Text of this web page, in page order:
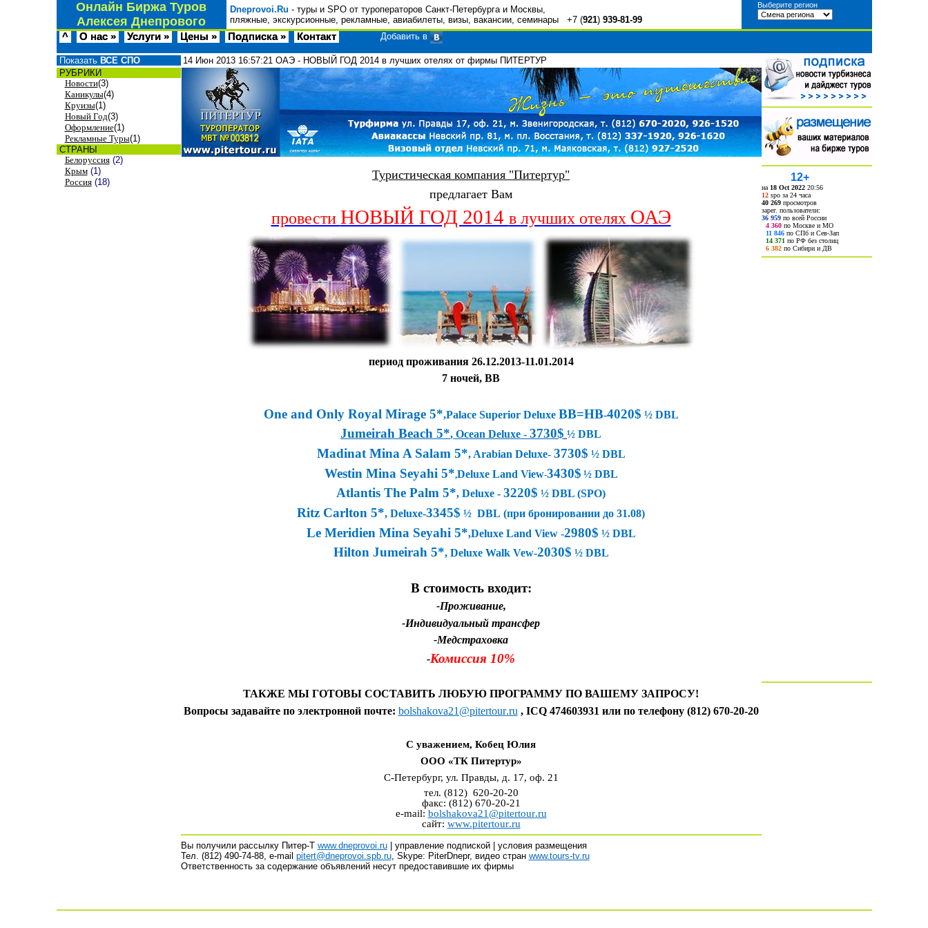
Онлайн Биржа Туров
Алексея Днепрового
Dneprovoi.Ru - туры и SPO от туроператоров Санкт-Петербурга и Москвы,
пляжные, экскурсионные, рекламные, авиабилеты, визы, вакансии, семинары +7 (921) 939-81-99
Выберите регион
^ О нас » Услуги » Цены » Подписка » Контакт Добавить в
Показать ВСЕ СПО
РУБРИКИ
Новости(3)
Каникулы(4)
Круизы(1)
Новый Год(3)
Оформление(1)
Рекламные Туры(1)
СТРАНЫ
Белоруссия (2)
Крым (1)
Россия (18)
14 Июн 2013 16:57:21 ОАЭ - НОВЫЙ ГОД 2014 в лучших отелях от фирмы ПИТЕРТУР
Туристическая компания "Питертур"
предлагает Вам
провести НОВЫЙ ГОД 2014 в лучших отелях ОАЭ
период проживания26.12.2013-11.01.2014
7 ночей, BB
One and Only Royal Mirage 5*,Palace Superior Deluxe BB=HB-4020$ ½ DBL
Jumeirah Beach 5*, Ocean Deluxe - 3730$ ½ DBL
Madinat Mina A Salam 5*, Arabian Deluxe- 3730$ ½ DBL
Westin Mina Seyahi 5*,Deluxe Land View-3430$ ½ DBL
Atlantis The Palm 5*, Deluxe - 3220$ ½ DBL (SPO)
Ritz Carlton 5*, Deluxe-3345$ ½ DBL (при бронировании до 31.08)
Le Meridien Mina Seyahi 5*,Deluxe Land View -2980$ ½ DBL
Hilton Jumeirah 5*, Deluxe Walk Vew-2030$ ½ DBL
В стоимость входит:
-Проживание,
-Индивидуальный трансфер
-Медстраховка
-Комиссия 10%
ТАКЖЕ МЫ ГОТОВЫ СОСТАВИТЬ ЛЮБУЮ ПРОГРАММУ ПО ВАШЕМУ ЗАПРОСУ!
Вопросы задавайте по электронной почте: bolshakova21@pitertour.ru , ICQ 474603931 или по телефону (812) 670-20-20
С уважением, Кобец Юлия
ООО «ТК Питертур»
С-Петербург, ул. Правды, д. 17, оф. 21
тел. (812) 620-20-20
факс: (812) 670-20-21
e-mail: bolshakova21@pitertour.ru
сайт: www.pitertour.ru
Вы получили рассылку Питер-Т www.dneprovoi.ru| управление подпиской | условия размещения
Тел. (812) 490-74-88, е-mail pitert@dneprovoi.spb.ru, Skype: PiterDnepr, видео стран www.tours-tv.ru
Ответственность за содержание объявлений несут предоставившие их фирмы
12+
на 18 Oct 2022 20:56
12spo за 24 часа
40 269просмотров
зарег. пользователи:
36 959по всей России
4 360по Москве и МО
11 846по СПб и Сев-Зап
14 371 по РФ без столиц
6 382по Сибири и ДВ